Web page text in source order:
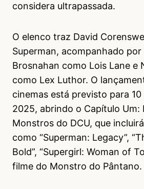
considera ultrapassada.
O elenco traz David
Superman, acompanhado por
Brosnahan como Lois Lane e
como Lex Luthor. O
cinemas está previsto para
2025, abrindo o Capítulo Um:
Monstros do DCU, que
como “Superman: Legacy”,
Bold”, “Supergirl: Woman of
filme do Monstro do Pântano.